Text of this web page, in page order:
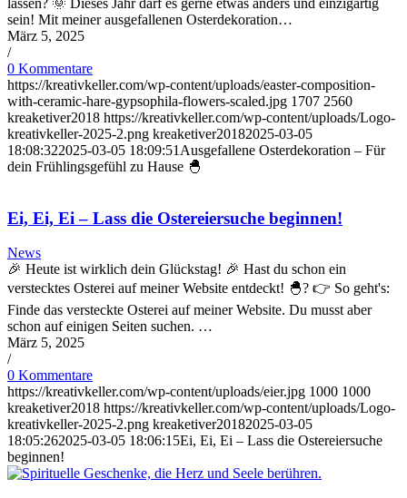
lassen? 🌞 Dieses Jahr darf es gerne etwas anders und einzigartig
sein! Mit meiner ausgefallenen Osterdekoration…
März 5, 2025
/
0 Kommentare
https://kreativkeller.com/wp-content/uploads/easter-composition-
with-ceramic-hare-gypsophila-flowers-scaled.jpg 1707 2560
kreaketiver2018 https://kreativkeller.com/wp-content/uploads/Logo-
kreativkeller-2025-2.png kreaketiver20182025-03-05
18:08:322025-03-05 18:09:51 Ausgefallene Osterdekoration – Für
dein Frühlingsgefühl zu Hause 🐣
Ei, Ei, Ei – Lass die Ostereiersuche beginnen!
News
🎉 Heute ist wirklich dein Glückstag! 🎉 Hast du schon ein
verstecktes Osterei auf meiner Website entdeckt! 🐣? 👉 So geht's:
Finde das versteckte Osterei auf meiner Website. Du musst aber
schon auf einigen Seiten suchen. …
März 5, 2025
/
0 Kommentare
https://kreativkeller.com/wp-content/uploads/eier.jpg 1000 1000
kreaketiver2018 https://kreativkeller.com/wp-content/uploads/Logo-
kreativkeller-2025-2.png kreaketiver20182025-03-05
18:05:262025-03-05 18:06:15Ei, Ei, Ei – Lass die Ostereiersuche
beginnen!